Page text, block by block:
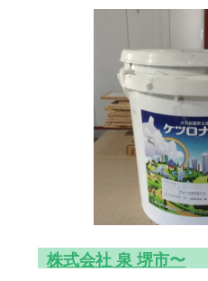
株式会社 泉 堺市〜